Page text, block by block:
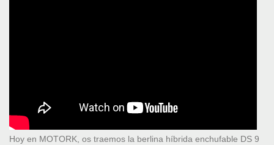
Hoy en MOTORK, os traemos la berlina híbrida enchufable DS 9